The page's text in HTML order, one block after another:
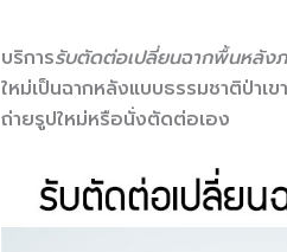
บริการรับตัดต่อเปลี่ยนฉากพื้นหลัง
ใหม่เป็นฉากหลังแบบธรรมชาติป่า
ถ่ายรูปใหม่หรือนั่งตัดต่อเอง